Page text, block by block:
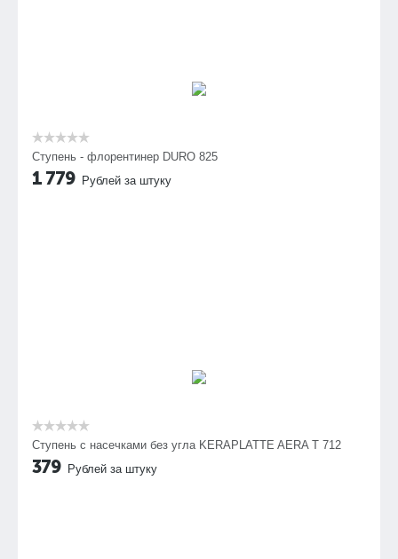
Ступень - флорентинер DURO 825
1 779 Рублей за штуку
Cтупень с насечками без угла KERAPLATTE AERA T 712
379 Рублей за штуку